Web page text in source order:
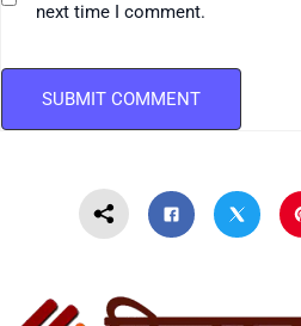
next time I comment.